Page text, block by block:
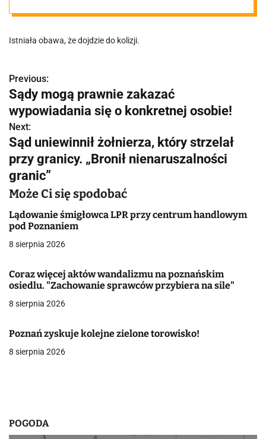
tramwajów
Istniała obawa, że dojdzie do kolizji.
N
a
w
i
g
a
c
j
w
p
i
s
Previous:
Sądy mogą prawnie zakazać
wypowiadania się o konkretnej osobie!
Next:
Sąd uniewinnił żołnierza, który strzelał
przy granicy. „Bronił nienaruszalności
granic”
Może Ci się spodobać
Lądowanie śmigłowca LPR przy centrum handlowym
pod Poznaniem
8 sierpnia 2026
Coraz więcej aktów wandalizmu na poznańskim
osiedlu. "Zachowanie sprawców przybiera na sile"
8 sierpnia 2026
Poznań zyskuje kolejne zielone torowisko!
8 sierpnia 2026
POGODA